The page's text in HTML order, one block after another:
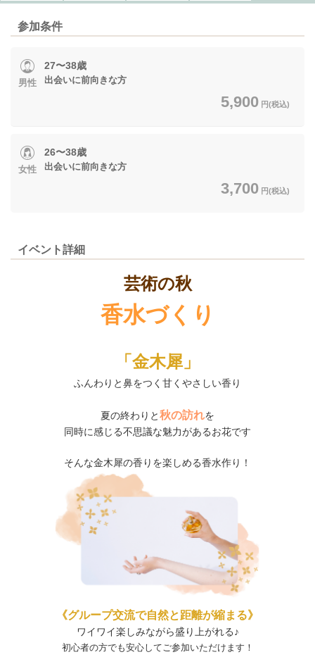
参加条件
男性
27〜38歳
出会いに前向きな方
5,900 円(税込)
女性
26〜38歳
出会いに前向きな方
3,700 円(税込)
イベント詳細
芸術の秋
香水づくり
「金木犀」
ふんわりと鼻をつく甘くやさしい香り
夏の終わりと秋の訪れを
同時に感じる不思議な魅力があるお花です
そんな金木犀の香りを楽しめる香水作り！
《グループ交流で自然と距離が縮まる》
ワイワイ楽しみながら盛り上がれる♪
初心者の方でも安心してご参加いただけます！